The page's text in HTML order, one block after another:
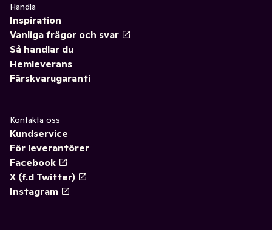
Handla
Inspiration
Vanliga frågor och svar
Så handlar du
Hemleverans
Färskvarugaranti
Kontakta oss
Kundservice
För leverantörer
Facebook
X (f.d Twitter)
Instagram